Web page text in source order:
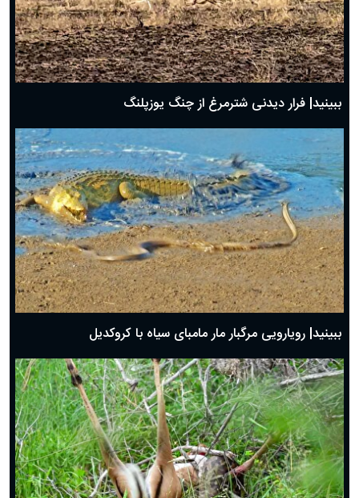
ببینید| فرار دیدنی شترمرغ از چنگ یوزپلنگ
ببینید| رویارویی مرگبار مار مامبای سیاه با کروکدیل